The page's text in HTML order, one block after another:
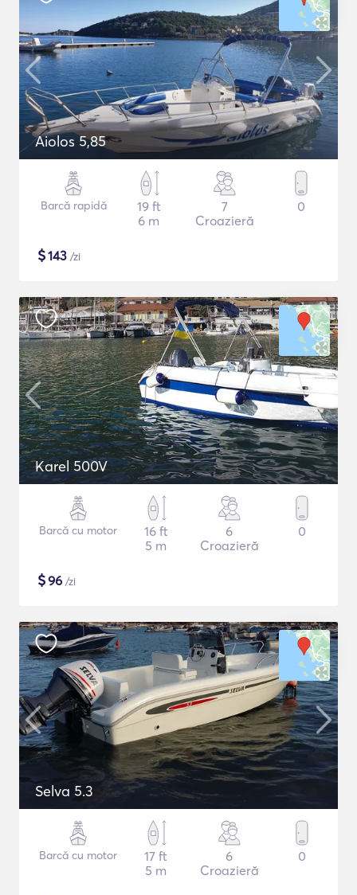
Aiolos 5,85
Barcă rapidă
19 ft
6 m
7
Croazieră
0
$143 /zi
Karel 500V
Barcă cu motor
16 ft
5 m
6
Croazieră
0
$96 /zi
Selva 5.3
Barcă cu motor
17 ft
5 m
6
Croazieră
0